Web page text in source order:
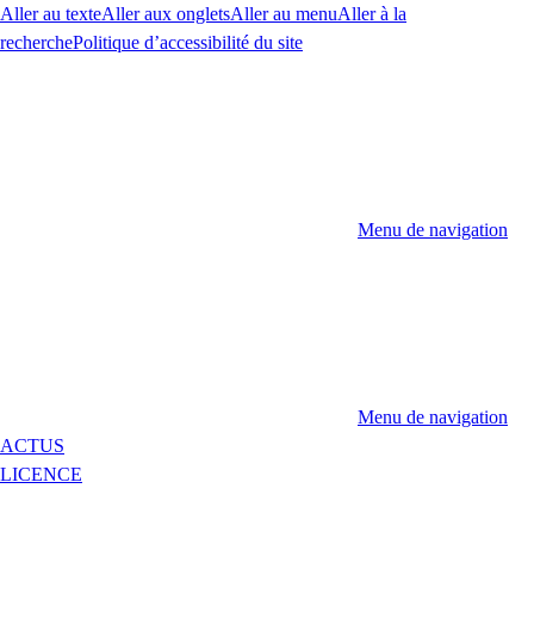
Aller au texteAller aux ongletsAller au menuAller à la
recherchePolitique d’accessibilité du site
Menu de navigation
Menu de navigation
ACTUS
LICENCE